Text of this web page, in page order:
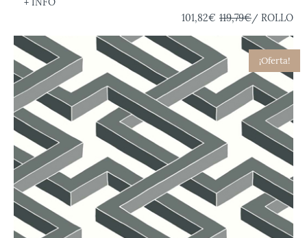
101,82€ 119,79€/ ROLLO
¡Oferta!